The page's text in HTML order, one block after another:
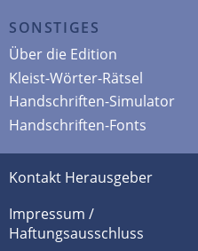
SONSTIGES
Über die Edition
Kleist-Wörter-Rätsel
Handschriften-Simulator
Handschriften-Fonts
Kontakt Herausgeber
Impressum /
Haftungsausschluss